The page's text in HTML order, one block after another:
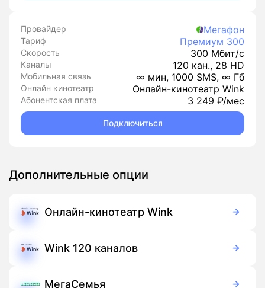
Провайдер Мегафон
Тариф Премиум 300
Скорость 300 Мбит/с
Каналы 120 кан., 28 HD
Мобильная связь ∞ мин, 1000 SMS, ∞ Гб
Онлайн кинотеатр Онлайн-кинотеатр Wink
Абонентская плата 3 249 ₽/мес
Подключиться
Дополнительные опции
Онлайн-кинотеатр Wink
Подписка
Wink 120 каналов
Подписка
МегаСемья